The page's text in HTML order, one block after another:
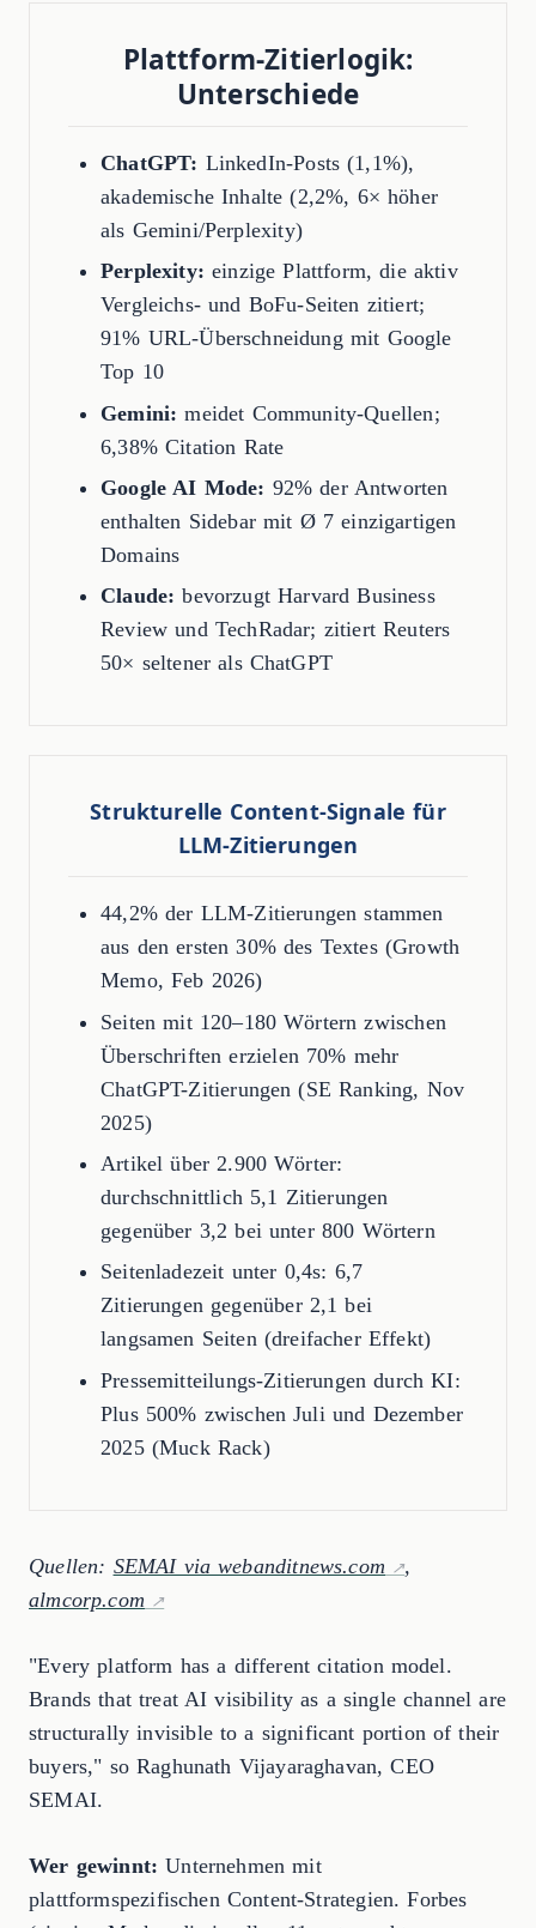
Plattform-Zitierlogik:
Unterschiede
ChatGPT: LinkedIn-Posts (1,1%),
akademische Inhalte (2,2%, 6× höher
als Gemini/Perplexity)
Perplexity: einzige Plattform, die aktiv
Vergleichs- und BoFu-Seiten zitiert;
91% URL-Überschneidung mit Google
Top 10
Gemini: meidet Community-Quellen;
6,38% Citation Rate
Google AI Mode: 92% der Antworten
enthalten Sidebar mit Ø 7 einzigartigen
Domains
Claude: bevorzugt Harvard Business
Review und TechRadar; zitiert Reuters
50× seltener als ChatGPT
Strukturelle Content-Signale für
LLM-Zitierungen
44,2% der LLM-Zitierungen stammen
aus den ersten 30% des Textes (Growth
Memo, Feb 2026)
Seiten mit 120–180 Wörtern zwischen
Überschriften erzielen 70% mehr
ChatGPT-Zitierungen (SE Ranking, Nov
2025)
Artikel über 2.900 Wörter:
durchschnittlich 5,1 Zitierungen
gegenüber 3,2 bei unter 800 Wörtern
Seitenladezeit unter 0,4s: 6,7
Zitierungen gegenüber 2,1 bei
langsamen Seiten (dreifacher Effekt)
Pressemitteilungs-Zitierungen durch KI:
Plus 500% zwischen Juli und Dezember
2025 (Muck Rack)
Quellen: SEMAI via webanditnews.com
,
almcorp.com
"Every platform has a different citation model.
Brands that treat AI visibility as a single channel are
structurally invisible to a significant portion of their
buyers," so Raghunath Vijayaraghavan, CEO
SEMAI.
Wer gewinnt: Unternehmen mit
plattformspezifischen Content-Strategien. Forbes